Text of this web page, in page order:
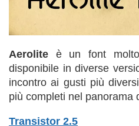
Aerolite è un font
disponibile in diverse
incontro ai gusti più
più completi nel panorama
Transistor 2.5